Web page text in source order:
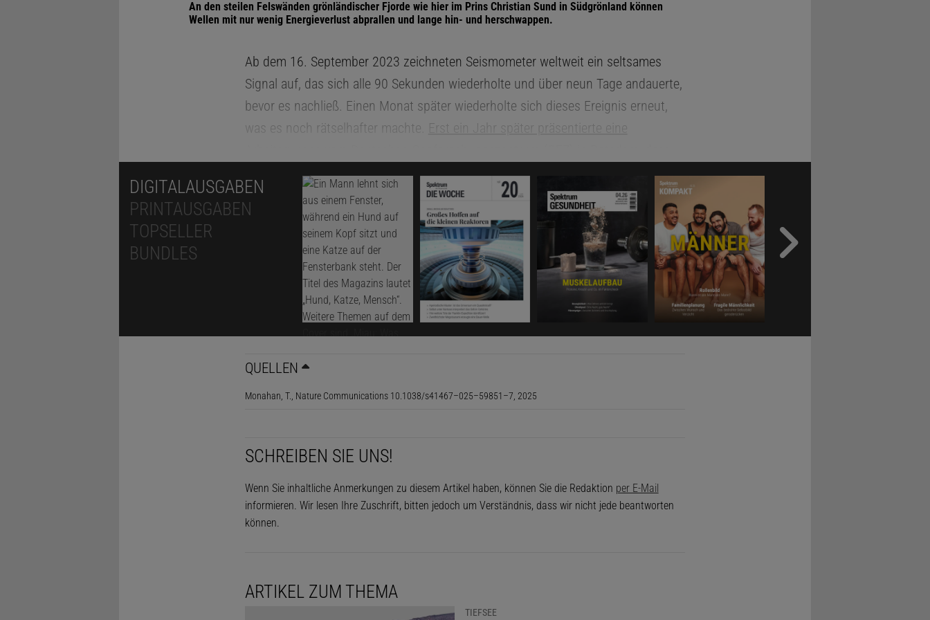
An den steilen Felswänden grönländischer Fjorde wie hier im Prins Christian Sund in Südgrönland können
Wellen mit nur wenig Energieverlust abprallen und lange hin- und herschwappen.
Ab dem 16. September 2023 zeichneten Seismometer weltweit ein seltsames
Signal auf, das sich alle 90 Sekunden wiederholte und über neun Tage andauerte,
bevor es nachließ. Einen Monat später wiederholte sich dieses Ereignis erneut,
was es noch rätselhafter machte. Erst ein Jahr später präsentierte eine
das erste Ereignis wohl von einem Megatsunami im grönländischen Dickson-
Fjord ausgelöst worden war: Die entstandene Welle schwappte über eine Woche
lang hin und her, bis sie schließlich abebbte. In der entlegenen Region hatte
niemand die Katastrophe beobachtet,doch Thomas Monahan von der University
of Oxford und sein Team fanden heraus, dass Satelliten die beiden Dauerwellen
erfasst haben – der erste optische Beleg dafür.
Ein dänisches Kriegsschiff war zwar bereits drei Tage nach dem ersten Tsunami
in den Fjord eingefahren, nachdem die Welle eine alte Militärbasis auf einer dem
Fjord vorgelagerten Insel zerstört hatte. Doch zu diesem Zeitpunkt wies die Flut
Höhe der angrenzenden Fjord-Wände waren Spuren zu sehen; selbst in zehn
60 Metern.
Dieser Artikel ist enthalten inSpektrum – Die Woche,
Teleplasma à la Einstein
DIGITALAUSGABEN
PRINTAUSGABEN
TOPSELLER
BUNDLES
QUELLEN
Monahan, T., Nature Communications 10.1038/s41467–025–59851–7, 2025
SCHREIBEN SIE UNS!
Wenn Sie inhaltliche Anmerkungen zu diesem Artikel haben, können Sie die Redaktion per E-Mail
informieren. Wir lesen Ihre Zuschrift, bitten jedoch um Verständnis, dass wir nicht jede beantworten
können.
ARTIKEL ZUM THEMA
TIEFSEE